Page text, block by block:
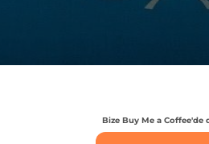
Bize Buy Me a Coffee'de